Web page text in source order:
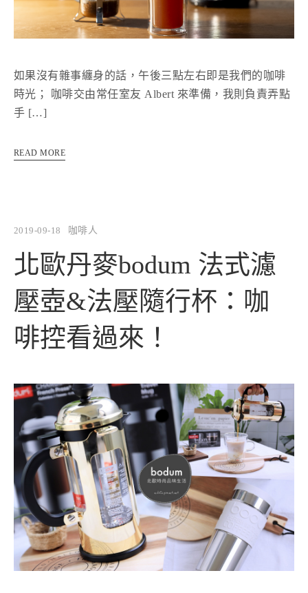
如果沒有雜事纏身的話，午後三點左右即是我們的咖啡
時光； 咖啡交由常任室友 Albert 來準備，我則負責弄點
手 […]
READ MORE
2019-09-18 咖啡人
北歐丹麥bodum 法式濾
壓壺&法壓隨行杯：咖
啡控看過來！